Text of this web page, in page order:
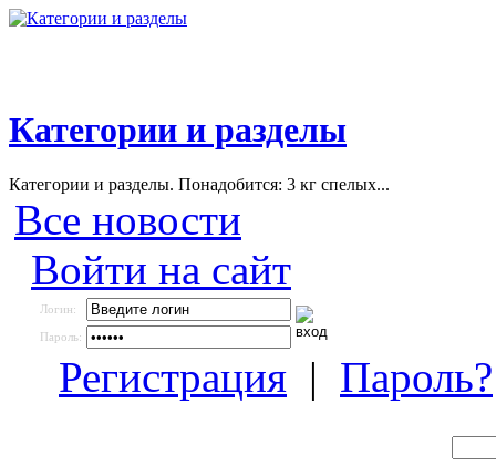
Категории и разделы
Категории и разделы. Понадобится: 3 кг спелых...
Все новости
Войти на сайт
Логин:
Пароль:
Регистрация | Пароль?